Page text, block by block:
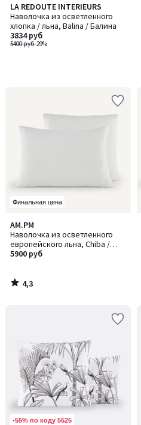
LA REDOUTE INTERIEURS
Наволочка из осветленного
хлопка / льна, Balina / Балина
5400 руб-29%
3834 руб
Финальная цена
AM.PM
Наволочка из осветленного
европейского льна, Chiba /
Шиба
5900 руб
4,3
/ 5
4,3
/
-55% по коду 5525